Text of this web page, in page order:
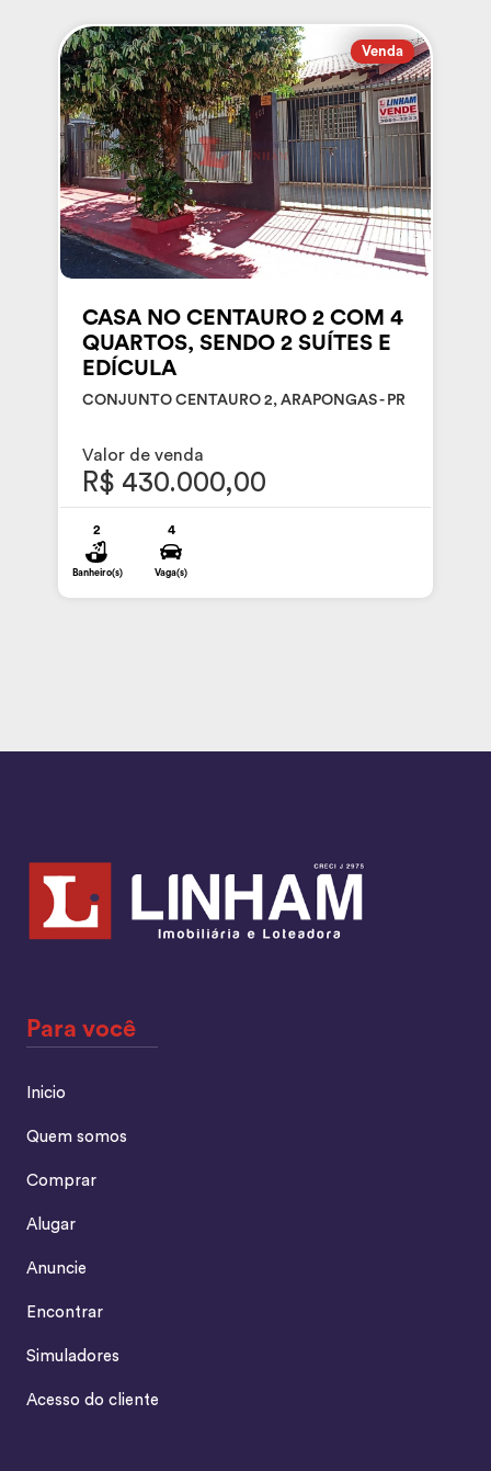
Venda
CASA NO CENTAURO 2 COM 4
QUARTOS, SENDO 2 SUÍTES E
EDÍCULA
CONJUNTO CENTAURO 2, ARAPONGAS - PR
Valor de venda
R$ 430.000,00
2
Banheiro(s)
4
Vaga(s)
Para você
Inicio
Quem somos
Comprar
Alugar
Anuncie
Encontrar
Simuladores
Acesso do cliente